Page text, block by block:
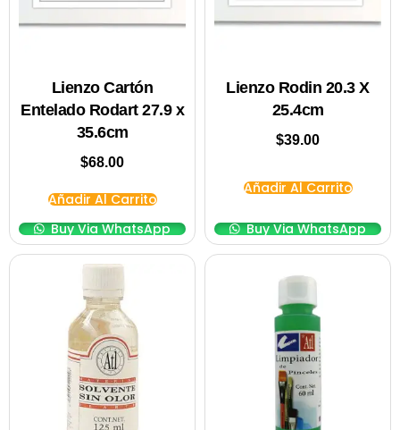
Lienzo Cartón
Entelado Rodart 27.9 x
35.6cm
$68.00
Añadir Al Carrito
Buy Via WhatsApp
Lienzo Rodin 20.3 X
25.4cm
$39.00
Añadir Al Carrito
Buy Via WhatsApp